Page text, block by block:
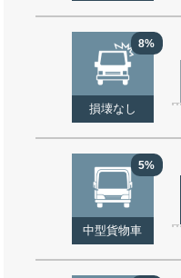
8%
損壊なし
5%
中型貨物車